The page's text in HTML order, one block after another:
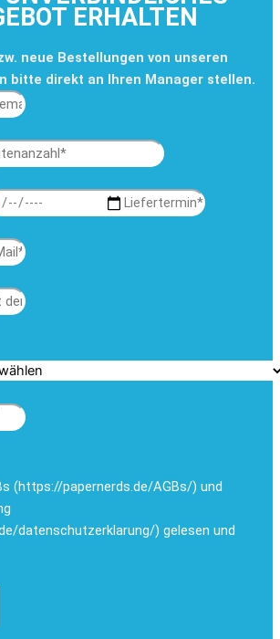
ERHALTEN
neue Bestellungen von unseren
bitte direkt an Ihren Manager stellen.
(https://papernerds.de/AGBs/) und
datenschutzerklarung/) gelesen und